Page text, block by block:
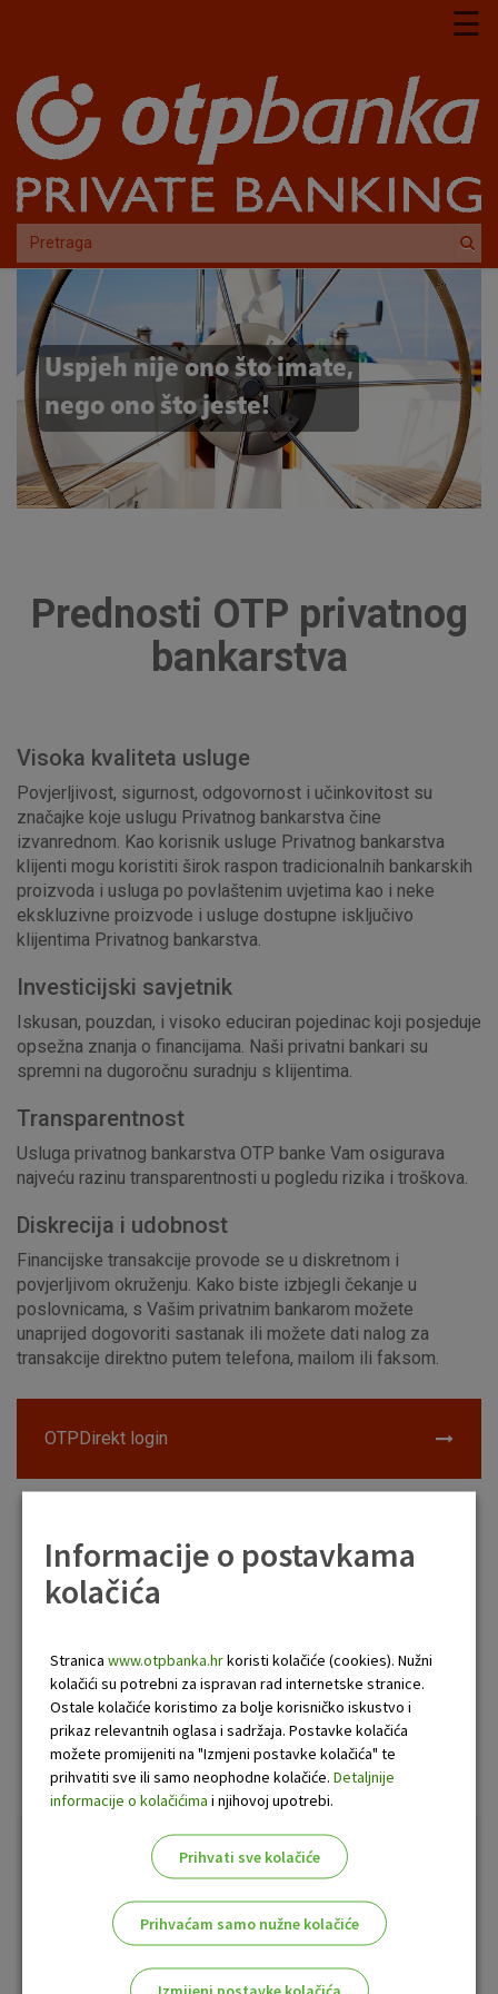
☰
Uspjeh nije ono što imate,
nego ono što jeste!
Prednosti OTP privatnog
bankarstva
Visoka kvaliteta usluge
Povjerljivost, sigurnost, odgovornost i učinkovitost su
značajke koje uslugu Privatnog bankarstva čine
izvanrednom. Kao korisnik usluge Privatnog bankarstva
klijenti mogu koristiti širok raspon tradicionalnih bankarskih
proizvoda i usluga po povlaštenim uvjetima kao i neke
ekskluzivne proizvode i usluge dostupne isključivo
klijentima Privatnog bankarstva.
Investicijski savjetnik
Iskusan, pouzdan, i visoko educiran pojedinac koji posjeduje
opsežna znanja o financijama. Naši privatni bankari su
spremni na dugoročnu suradnju s klijentima.
Transparentnost
Usluga privatnog bankarstva OTP banke Vam osigurava
najveću razinu transparentnosti u pogledu rizika i troškova.
Diskrecija i udobnost
Financijske transakcije provode se u diskretnom i
povjerljivom okruženju. Kako biste izbjegli čekanje u
poslovnicama, s Vašim privatnim bankarom možete
unaprijed dogovoriti sastanak ili možete dati nalog za
transakcije direktno putem telefona, mailom ili faksom.
OTPDirekt login
Poslovnice OTP banke
Pronađi najbližu lokaciju poslovnice OTP banke koja
nudi uslugu Privatnog bankara.
Tečajna lista i kalkulator
Kupovni Prodajni
0,969387 0,905010
Informacije o postavkama
kolačića
Stranica www.otpbanka.hrkoristi kolačiće (cookies). Nužni
kolačići su potrebni za ispravan rad internetske stranice.
Ostale kolačiće koristimo za bolje korisničko iskustvo i
prikaz relevantnih oglasa i sadržaja. Postavke kolačića
možete promijeniti na "Izmjeni postavke kolačića" te
prihvatiti sve ili samo neophodne kolačiće. Detaljnije
informacije o kolačićima i njihovoj upotrebi.
Prihvati sve kolačiće
Prihvaćam samo nužne kolačiće